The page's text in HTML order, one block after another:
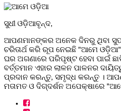
ସୁଧୀ ଓଡ଼ିଆବୃନ୍ଦ,
ଆପଣମାନଙ୍କର ଅନେକ ଦିନରୁ ଥିବା
ଚରିତାର୍ଥ କରି ରୂପ ନେଇଛି "ଆମେ
ଘର ଅଗଣାରେ ପରିପୃଷ୍ଟ ହେବା ପାଇଁ
ବର୍ତ୍ତମାନ ଏହାର ଲାଳନ ପାଳନର
ପ୍ରଦାନ କରନ୍ତୁ, ସମୃଦ୍ଧ କରନ୍ତୁ ।
ମତାମତ ଓ ଦିଗ୍ଦର୍ଶନ ଅପେକ୍ଷାରେ